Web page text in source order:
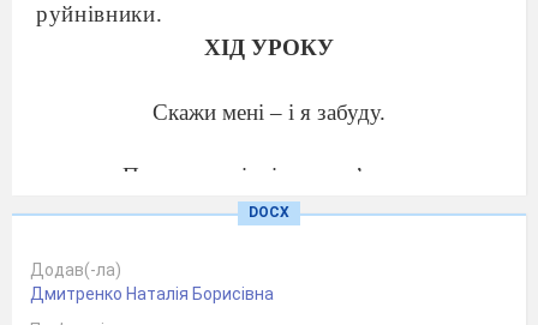
руйнівники.
ХІД УРОКУ
Скажи мені – і я забуду.
Покажи мені – і я запам’ятаю.
Дай можливість діяти самому –
Постановка мети, оголошення плану уроку
DOCX
Додав(-ла)
Дмитренко Наталія Борисівна